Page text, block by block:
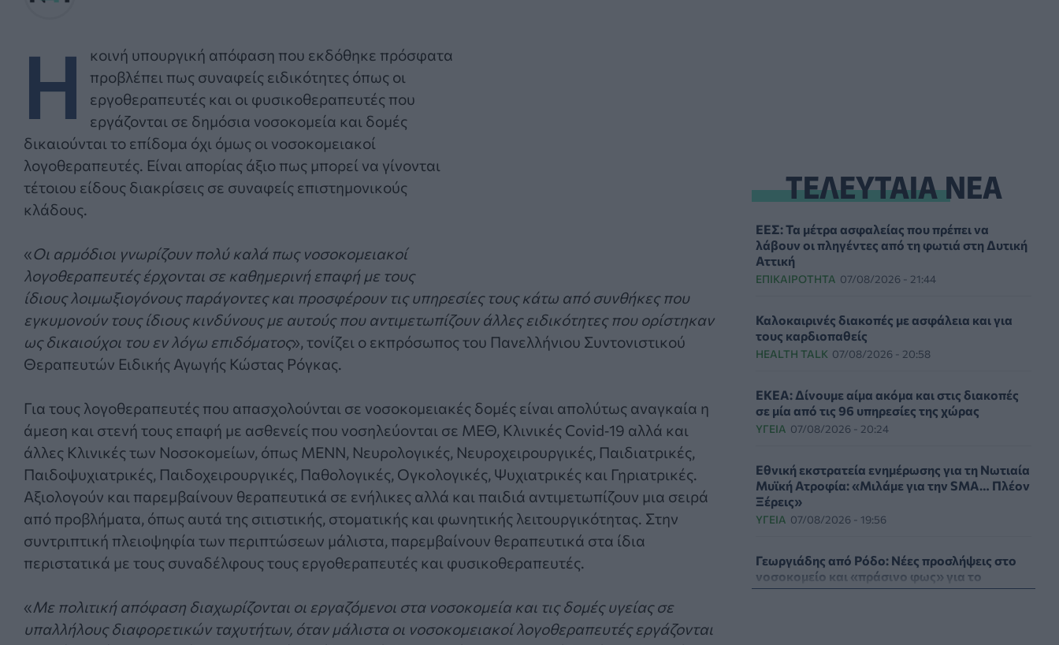
Η
κοινή υπουργική απόφαση που εκδόθηκε πρόσφατα
προβλέπει πως συναφείς ειδικότητες όπως οι
εργοθεραπευτές και οι φυσικοθεραπευτές που
εργάζονται σε δημόσια νοσοκομεία και δομές
δικαιούνται το επίδομα όχι όμως οι νοσοκομειακοί
λογοθεραπευτές. Είναι απορίας άξιο πως μπορεί να γίνονται
τέτοιου είδους διακρίσεις σε συναφείς επιστημονικούς
κλάδους.
«Οι αρμόδιοι γνωρίζουν πολύ καλά πως νοσοκομειακοί
λογοθεραπευτές έρχονται σε καθημερινή επαφή με τους
ίδιους λοιμωξιογόνους παράγοντες και προσφέρουν τις υπηρεσίες τους κάτω από συνθήκες που
εγκυμονούν τους ίδιους κινδύνους με αυτούς που αντιμετωπίζουν άλλες ειδικότητες που ορίστηκαν
ως δικαιούχοι του εν λόγω επιδόματος», τονίζει ο εκπρόσωπος του Πανελλήνιου Συντονιστικού
Θεραπευτών Ειδικής Αγωγής Κώστας Ρόγκας.
Για τους λογοθεραπευτές που απασχολούνται σε νοσοκομειακές δομές είναι απολύτως αναγκαία η
άμεση και στενή τους επαφή με ασθενείς που νοσηλεύονται σε ΜΕΘ, Κλινικές Covid‐19 αλλά και
άλλες Κλινικές των Νοσοκομείων, όπως ΜΕΝΝ, Νευρολογικές, Νευροχειρουργικές, Παιδιατρικές,
Παιδοψυχιατρικές, Παιδοχειρουργικές, Παθολογικές, Ογκολογικές, Ψυχιατρικές και Γηριατρικές.
Αξιολογούν και παρεμβαίνουν θεραπευτικά σε ενήλικες αλλά και παιδιά αντιμετωπίζουν μια σειρά
από προβλήματα, όπως αυτά της σιτιστικής, στοματικής και φωνητικής λειτουργικότητας. Στην
συντριπτική πλειοψηφία των περιπτώσεων μάλιστα, παρεμβαίνουν θεραπευτικά στα ίδια
περιστατικά με τους συναδέλφους τους εργοθεραπευτές και φυσικοθεραπευτές.
«Με πολιτική απόφαση διαχωρίζονται οι εργαζόμενοι στα νοσοκομεία και τις δομές υγείας σε
υπαλλήλους διαφορετικών ταχυτήτων, όταν μάλιστα οι νοσοκομειακοί λογοθεραπευτές εργάζονται
ΤΕΛΕΥΤΑΙΑ ΝΕΑ
ΕΕΣ: Τα μέτρα ασφαλείας που πρέπει να
λάβουν οι πληγέντες από τη φωτιά στη Δυτική
Αττική
ΕΠΙΚΑΙΡΌΤΗΤΑ 07/08/2026 - 21:44
Καλοκαιρινές διακοπές με ασφάλεια και για
τους καρδιοπαθείς
HEALTH TALK 07/08/2026 - 20:58
ΕΚΕΑ: Δίνουμε αίμα ακόμα και στις διακοπές
σε μία από τις 96 υπηρεσίες της χώρας
ΥΓΕΊΑ 07/08/2026 - 20:24
Εθνική εκστρατεία ενημέρωσης για τη Νωτιαία
Μυϊκή Ατροφία: «Μιλάμε για την SMA… Πλέον
Ξέρεις»
ΥΓΕΊΑ 07/08/2026 - 19:56
Γεωργιάδης από Ρόδο: Νέες προσλήψεις στο
νοσοκομείο και «πράσινο φως» για το
ακτινοθεραπευτικό κέντρο